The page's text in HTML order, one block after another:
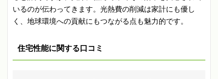
いるのが伝わってきます。光熱費の削減は家計にも優し
く、地球環境への貢献にもつながる点も魅力的です。
住宅性能に関する口コミ